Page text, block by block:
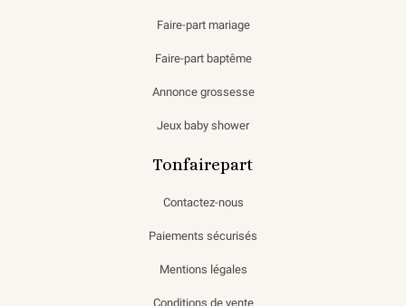
Faire-part mariage
Faire-part baptême
Annonce grossesse
Jeux baby shower
Tonfairepart
Contactez-nous
Paiements sécurisés
Mentions légales
Conditions de vente